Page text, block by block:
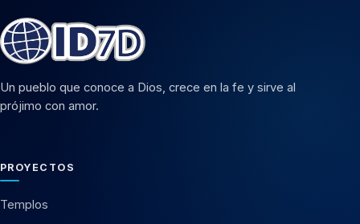
Un pueblo que conoce a Dios, crece en la fe y sirve al
prójimo con amor.
PROYECTOS
Templos